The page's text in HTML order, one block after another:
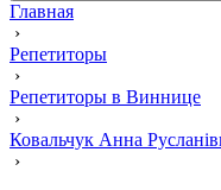
Главная
›
Репетиторы
›
Репетиторы в Виннице
›
Ковальчук Анна
›